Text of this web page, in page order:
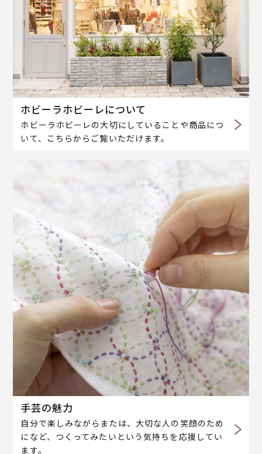
ホビーラホビーレについて
ホビーラホビーレの大切にしていることや商品につ
いて、こちらからご覧いただけます。
手芸の魅力
自分で楽しみながらまたは、大切な人の笑顔のため
になど、つくってみたいという気持ちを応援してい
ます。